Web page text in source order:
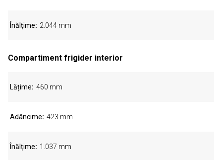
Înălțime 2.044 mm
Compartiment frigider interior
Lățime 460 mm
Adâncime 423 mm
Înălțime 1.037 mm